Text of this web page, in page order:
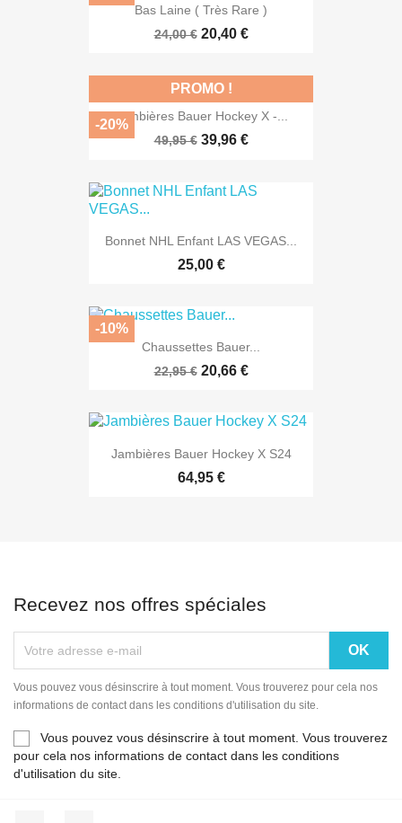
Bas Laine ( Très Rare )
24,00 € 20,40 €
Jambières Bauer Hockey X -...
49,95 € 39,96 €
PROMO !
-20%
Bonnet NHL Enfant LAS VEGAS...
25,00 €
Chaussettes Bauer...
22,95 € 20,66 €
-10%
Jambières Bauer Hockey X S24
64,95 €
Recevez nos offres spéciales
Vous pouvez vous désinscrire à tout moment. Vous trouverez pour cela nos
informations de contact dans les conditions d'utilisation du site.
Vous pouvez vous désinscrire à tout moment. Vous trouverez
pour cela nos informations de contact dans les conditions
d'utilisation du site.